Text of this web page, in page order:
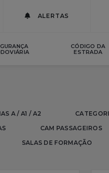
ALERTAS
CÓDIGO DA
ESTRADA
A / A1 / A2
CAM PASSAGEIROS
SALAS DE FORMAÇÃO